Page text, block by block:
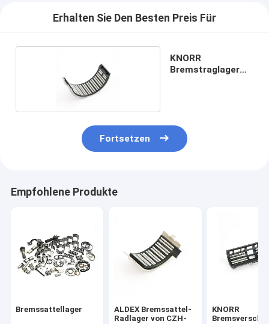
Erhalten Sie Den Besten Preis Für
KNORR
Bremstraglager
Fortsetzen
Empfohlene Produkte
Bremssattellager
ALDEX Bremssattel-
Radlager von CZH-
KNORR